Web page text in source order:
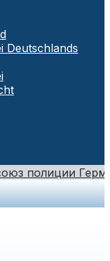
Deutschlands
полиции